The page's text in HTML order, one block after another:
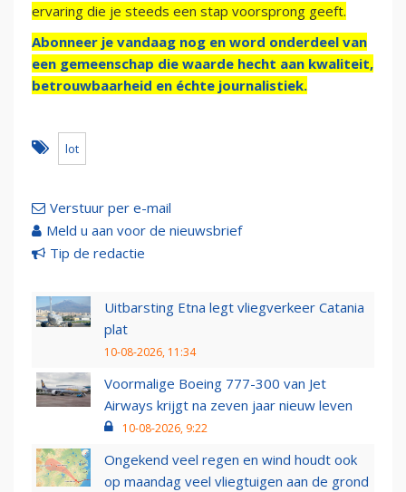
ervaring die je steeds een stap voorsprong geeft.
Abonneer je vandaag nog en word onderdeel van
een gemeenschap die waarde hecht aan kwaliteit,
betrouwbaarheid en échte journalistiek.
lot
Verstuur per e-mail
Meld u aan voor de nieuwsbrief
Tip de redactie
Uitbarsting Etna legt vliegverkeer Catania
plat
10-08-2026, 11:34
Voormalige Boeing 777-300 van Jet
Airways krijgt na zeven jaar nieuw leven
10-08-2026, 9:22
Ongekend veel regen en wind houdt ook
op maandag veel vliegtuigen aan de grond